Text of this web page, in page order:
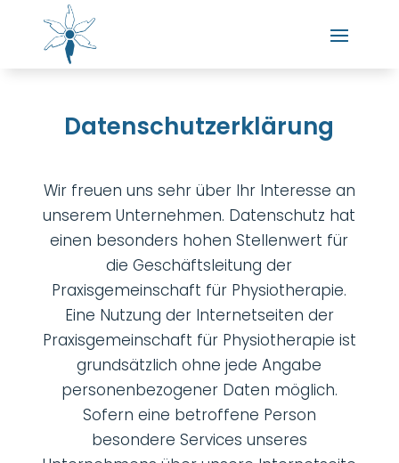
Datenschutzerklärung
Wir freuen uns sehr über Ihr Interesse an
unserem Unternehmen. Datenschutz hat
einen besonders hohen Stellenwert für
die Geschäftsleitung der
Praxisgemeinschaft für Physiotherapie.
Eine Nutzung der Internetseiten der
Praxisgemeinschaft für Physiotherapie ist
grundsätzlich ohne jede Angabe
personenbezogener Daten möglich.
Sofern eine betroffene Person
besondere Services unseres